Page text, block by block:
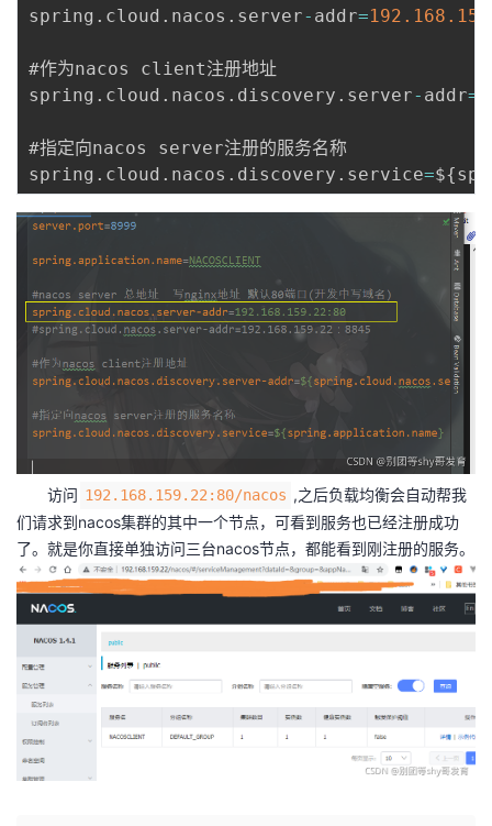
spring . cloud . nacos . server- addr=192.168 .159
#作为nacos client注册地址
spring . cloud . nacos . discovery . server- addr=
#指定向nacos server注册的服务名称
spring . cloud . nacos . discovery . service=${
访问 192.168.159.22:80/nacos ,之后负载均衡会自动帮我
们请求到nacos集群的其中一个节点，可看到服务也已经注册成功
了。就是你直接单独访问三台nacos节点，都能看到刚注册的服务。